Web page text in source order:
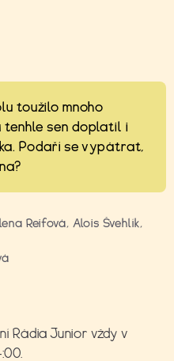
toužilo mnoho
tenhle sen doplatil i
Podaří se vypátrat,
Reifová, Alois Švehlík,
Rádia Junior vždy v